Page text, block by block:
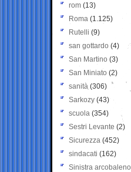
rom (13)
Roma (1.125)
Rutelli (9)
san gottardo (4)
San Martino (3)
San Miniato (2)
sanità (306)
Sarkozy (43)
scuola (354)
Sestri Levante (2)
Sicurezza (452)
sindacati (162)
Sinistra arcobaleno